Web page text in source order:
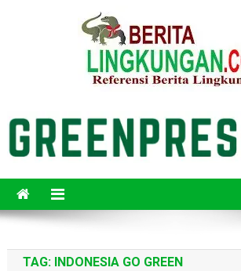
TAG: INDONESIA GO GREEN